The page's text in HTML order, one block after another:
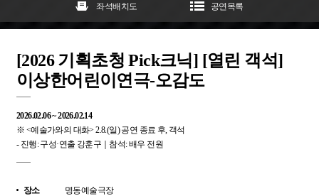
좌석배치도 공연목록
[2026 기획초청 Pick크닉] [열린 객석]
이상한어린이연극-오감도
2026.02.06 ~ 2026.02.14
※ <예술가와의 대화> 2.8.(일) 공연 종료 후, 객석
- 진행: 구성·연출 강훈구｜참석: 배우 전원
장소
명동예술극장